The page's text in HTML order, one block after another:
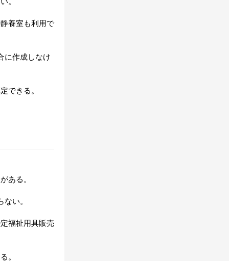
養室も利用で
に作成しなけ
できる。
ある。
い。
福祉用具販売
。